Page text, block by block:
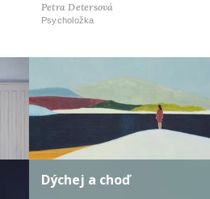
Petra Detersová
Psycholožka
Dýchej a choď